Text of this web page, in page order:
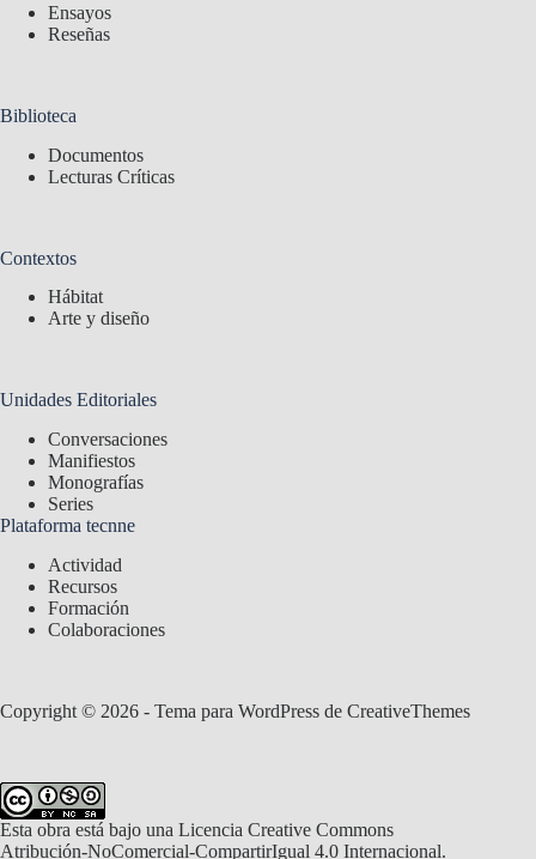
Ensayos
Reseñas
Biblioteca
Documentos
Lecturas Críticas
Contextos
Hábitat
Arte y diseño
Unidades Editoriales
Conversaciones
Manifiestos
Monografías
Series
Plataforma tecnne
Actividad
Recursos
Formación
Colaboraciones
Copyright © 2026 - Tema para WordPress de CreativeThemes
Esta obra está bajo una Licencia Creative Commons
Atribución-NoComercial-CompartirIgual 4.0 Internacional.